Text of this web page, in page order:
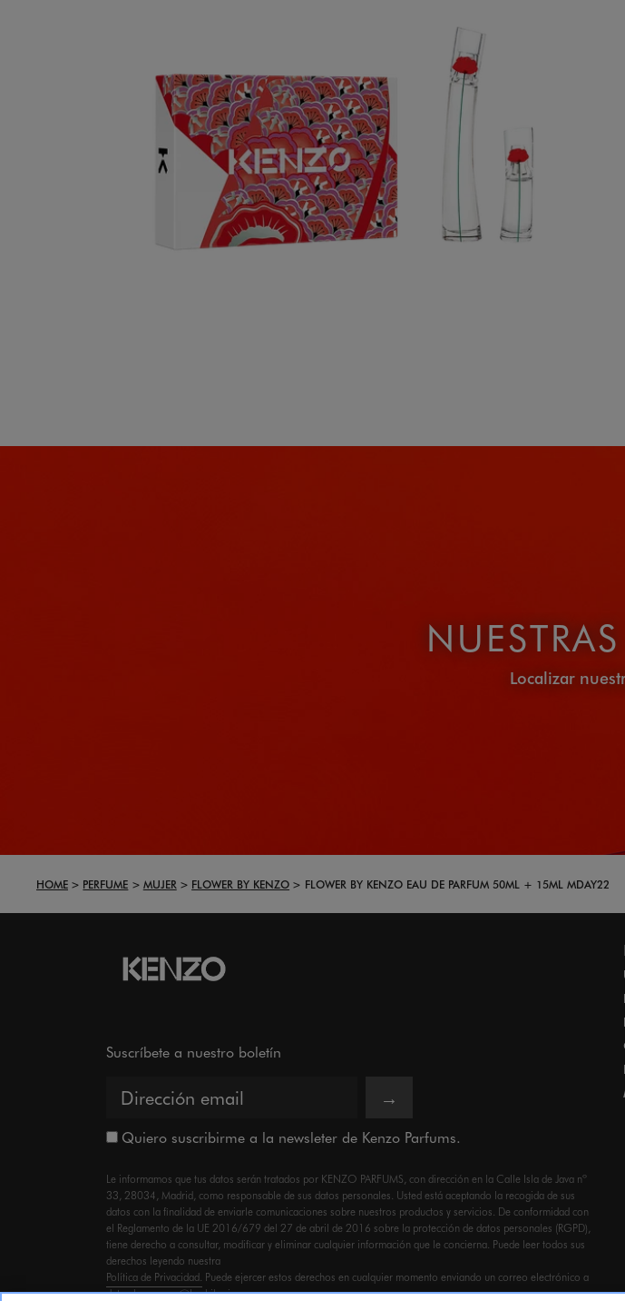
Localizar
HOME PERFUME MUJER FLOWER BY KENZO FLOWER BY KENZO EAU DE PARFUM 50ML + 15ML MDAY22
Suscríbete a nuestro boletín
→
Quiero suscribirme a la newsleter de Kenzo Parfums.
Le informamos que tus datos serán tratados por KENZO PARFUMS, con dirección en la Calle Isla de Java nº
33, 28034, Madrid, como responsable de sus datos personales. Usted está aceptando la recogida de sus
datos con la finalidad de enviarle comunicaciones sobre nuestros productos y servicios. De conformidad con
el Reglamento de la UE 2016/679 del 27 de abril de 2016 sobre la protección de datos personales (RGPD),
tiene derecho a consultar, modificar y eliminar cualquier información que le concierna. Puede leer todos sus
derechos leyendo nuestra
Política de Privacidad. Puede ejercer estos derechos en cualquier momento enviando un correo electrónico a
datos.kenzo.esp@lvmhiberia.com